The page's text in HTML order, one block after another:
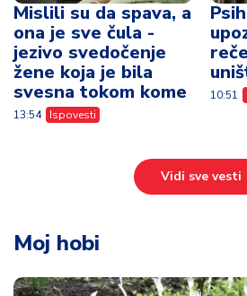
Mislili su da spava, a
ona je sve čula -
jezivo svedočenje
žene koja je bila
svesna tokom kome
13:54 Ispovesti
10:51
Vidi sve vesti
Moj hobi